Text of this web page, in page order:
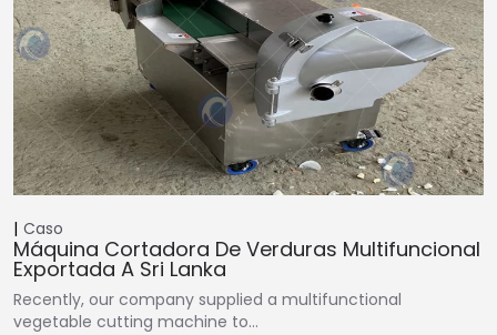
Caso
Máquina Cortadora De Verduras Multifuncional
Exportada A Sri Lanka
Recently, our company supplied a multifunctional
vegetable cutting machine to…